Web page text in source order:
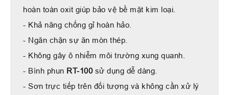
hoàn toàn oxit giúp bảo vệ bề mặt kim loại.
- Khả năng chống gỉ hoàn hảo.
- Ngăn chặn sự ăn mòn thép.
- Không gây ô nhiễm môi trường xung quanh.
- Bình phun RT-100 sử dụng dễ dàng.
- Sơn trực tiếp trên đối tượng và không cần xử lý